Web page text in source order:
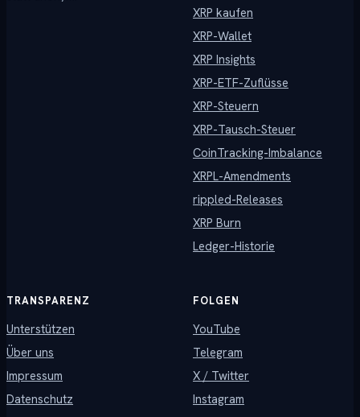
XRP kaufen
XRP-Wallet
XRP Insights
XRP-ETF-Zuflüsse
XRP-Steuern
XRP-Tausch-Steuer
CoinTracking-Imbalance
XRPL-Amendments
rippled-Releases
XRP Burn
Ledger-Historie
TRANSPARENZ
Unterstützen
Über uns
Impressum
Datenschutz
FOLGEN
YouTube
Telegram
X / Twitter
Instagram